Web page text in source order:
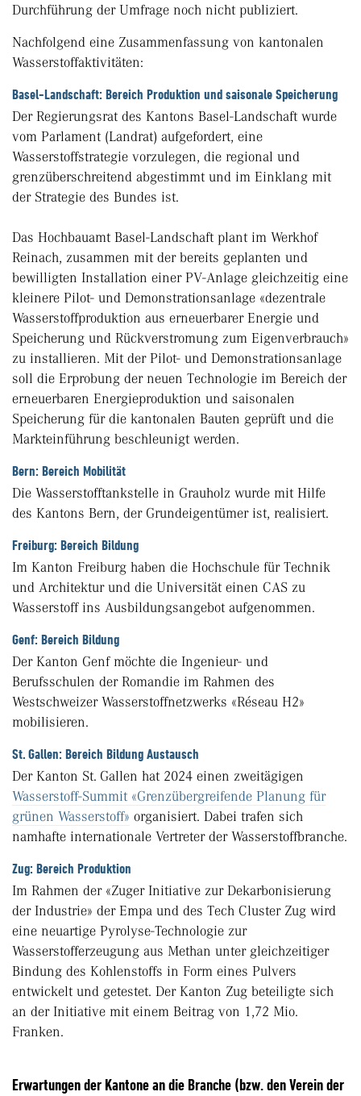
Durchführung der Umfrage noch nicht publiziert.
Nachfolgend eine Zusammenfassung von kantonalen
Wasserstoffaktivitäten:
Basel-Landschaft: Bereich Produktion und saisonale Speicherung
Der Regierungsrat des Kantons Basel-Landschaft wurde
vom Parlament (Landrat) aufgefordert, eine
Wasserstoffstrategie vorzulegen, die regional und
grenzüberschreitend abgestimmt und im Einklang mit
der Strategie des Bundes ist.
Das Hochbauamt Basel-Landschaft plant im Werkhof
Reinach, zusammen mit der bereits geplanten und
bewilligten Installation einer PV-Anlage gleichzeitig eine
kleinere Pilot- und Demonstrationsanlage «dezentrale
Wasserstoffproduktion aus erneuerbarer Energie und
Speicherung und Rückverstromung zum Eigenverbrauch»
zu installieren. Mit der Pilot- und Demonstrationsanlage
soll die Erprobung der neuen Technologie im Bereich der
erneuerbaren Energieproduktion und saisonalen
Speicherung für die kantonalen Bauten geprüft und die
Markteinführung beschleunigt werden.
Bern: Bereich Mobilität
Die Wasserstofftankstelle in Grauholz wurde mit Hilfe
des Kantons Bern, der Grundeigentümer ist, realisiert.
Freiburg: Bereich Bildung
Im Kanton Freiburg haben die Hochschule für Technik
und Architektur und die Universität einen CAS zu
Wasserstoff ins Ausbildungsangebot aufgenommen.
Genf: Bereich Bildung
Der Kanton Genf möchte die Ingenieur- und
Berufsschulen der Romandie im Rahmen des
Westschweizer Wasserstoffnetzwerks «Réseau H2»
mobilisieren.
St. Gallen: Bereich Bildung Austausch
Der Kanton St. Gallen hat 2024 einen zweitägigen
Wasserstoff-Summit «Grenzübergreifende Planung für
grünen Wasserstoff» organisiert. Dabei trafen sich
namhafte internationale Vertreter der Wasserstoffbranche.
Zug: Bereich Produktion
Im Rahmen der «Zuger Initiative zur Dekarbonisierung
der Industrie» der Empa und des Tech Cluster Zug wird
eine neuartige Pyrolyse-Technologie zur
Wasserstofferzeugung aus Methan unter gleichzeitiger
Bindung des Kohlenstoffs in Form eines Pulvers
entwickelt und getestet. Der Kanton Zug beteiligte sich
an der Initiative mit einem Beitrag von 1,72 Mio.
Franken.
Erwartungen der Kantone an die Branche (bzw. den Verein der